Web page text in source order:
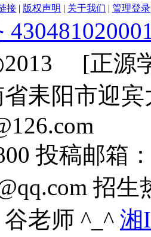
接 | 版权声明 | 关于我们 | 管理登录
[正源
耒阳市迎
投稿邮箱
招生
老师 ^_^ 湘